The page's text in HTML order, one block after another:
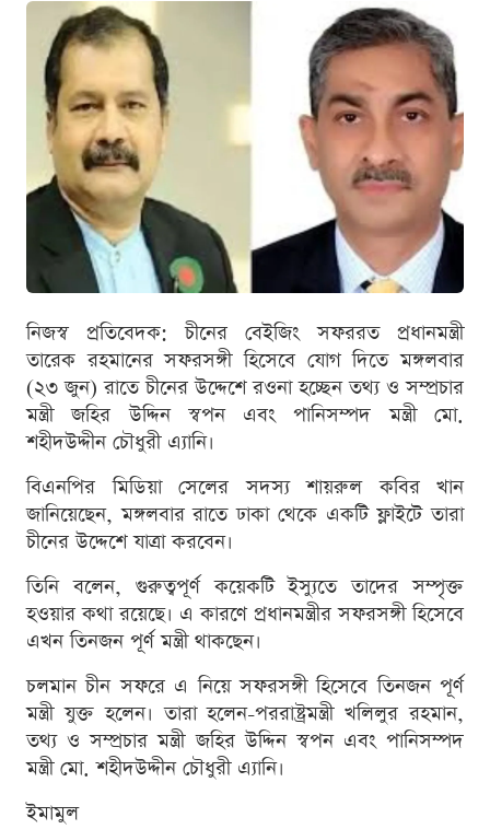
নিজস্ব প্রতিবেদক: চীনের বেইজিং সফররত প্রধানমন্ত্রী
তারেক রহমানের সফরসঙ্গী হিসেবে যোগ দিতে মঙ্গলবার
(২৩ জুন) রাতে চীনের উদ্দেশে রওনা হচ্ছেন তথ্য ও সম্প্রচার
মন্ত্রী জহির উদ্দিন স্বপন এবং পানিসম্পদ মন্ত্রী মো.
শহীদউদ্দীন চৌধুরী এ্যানি।
বিএনপির মিডিয়া সেলের সদস্য শায়রুল কবির খান
জানিয়েছেন, মঙ্গলবার রাতে ঢাকা থেকে একটি ফ্লাইটে তারা
চীনের উদ্দেশে যাত্রা করবেন।
তিনি বলেন, গুরুত্বপূর্ণ কয়েকটি ইস্যুতে তাদের সম্পৃক্ত
হওয়ার কথা রয়েছে। এ কারণে প্রধানমন্ত্রীর সফরসঙ্গী হিসেবে
এখন তিনজন পূর্ণ মন্ত্রী থাকছেন।
চলমান চীন সফরে এ নিয়ে সফরসঙ্গী হিসেবে তিনজন পূর্ণ
মন্ত্রী যুক্ত হলেন। তারা হলেন-পররাষ্ট্রমন্ত্রী খলিলুর রহমান,
তথ্য ও সম্প্রচার মন্ত্রী জহির উদ্দিন স্বপন এবং পানিসম্পদ
মন্ত্রী মো. শহীদউদ্দীন চৌধুরী এ্যানি।
ইমামুল